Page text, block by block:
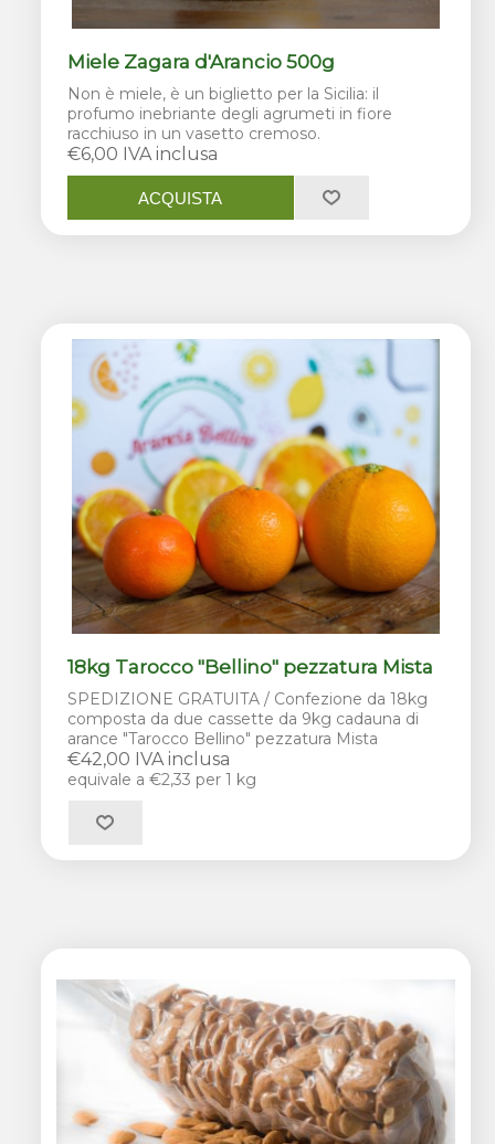
Miele Zagara d'Arancio 500g
Non è miele, è un biglietto per la Sicilia: il
profumo inebriante degli agrumeti in fiore
racchiuso in un vasetto cremoso.
€6,00 IVA inclusa
ACQUISTA
18kg Tarocco "Bellino" pezzatura Mista
SPEDIZIONE GRATUITA / Confezione da 18kg
composta da due cassette da 9kg cadauna di
arance "Tarocco Bellino" pezzatura Mista
€42,00 IVA inclusa
equivale a €2,33 per 1 kg